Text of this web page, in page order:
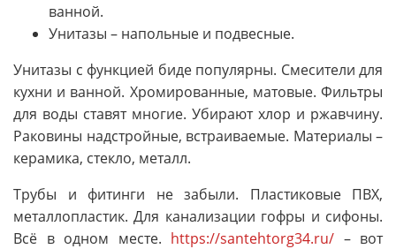
ванной.
Унитазы – напольные и подвесные.
Унитазы с функцией биде популярны. Смесители для
кухни и ванной. Хромированные, матовые. Фильтры
для воды ставят многие. Убирают хлор и ржавчину.
Раковины надстройные, встраиваемые. Материалы –
керамика, стекло, металл.
Трубы и фитинги не забыли. Пластиковые ПВХ,
металлопластик. Для канализации гофры и сифоны.
Всё в одном месте. https://santehtorg34.ru/ – вот